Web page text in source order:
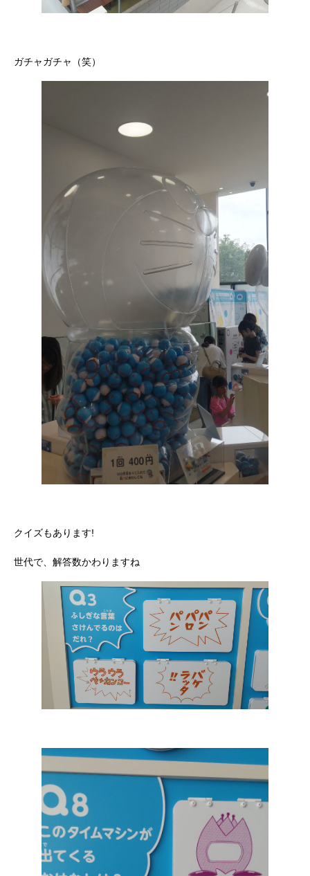
ガチャガチャ（笑）
クイズもあります!
世代で、解答数かわりますね